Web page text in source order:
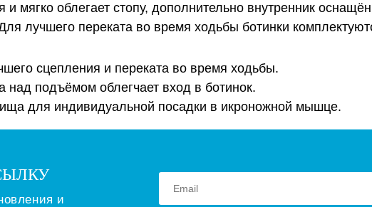
и мягко облегает стопу, дополнительно внутренник
лучшего переката во время ходьбы ботинки
сцепления и переката во время ходьбы.
над подъёмом облегчает вход в ботинок.
для индивидуальной посадки в икроножной мышце.
и